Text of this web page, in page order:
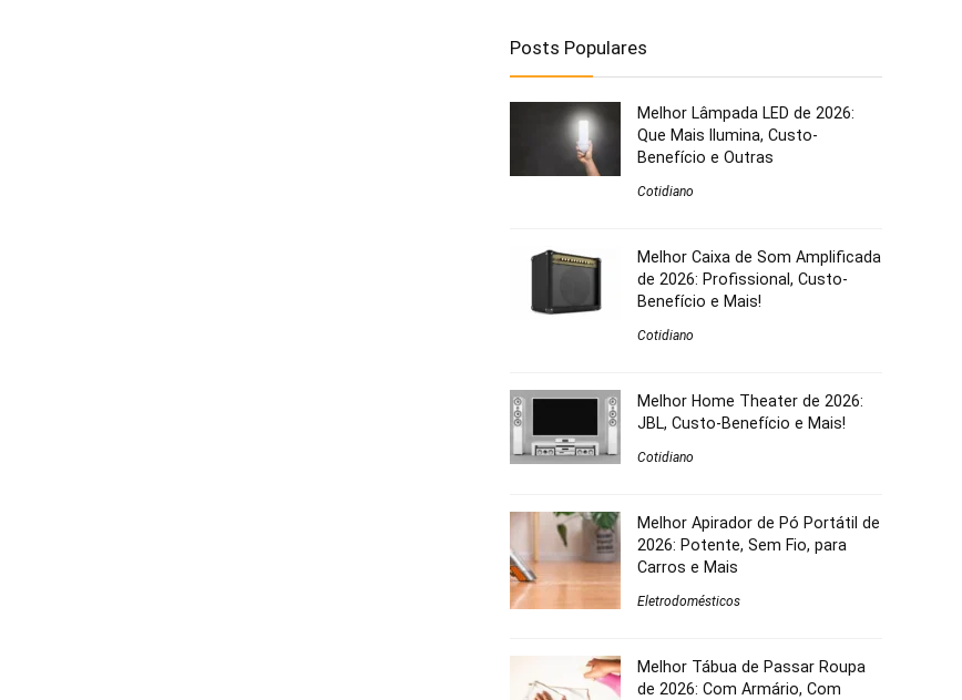
Posts Populares
Melhor Lâmpada LED de 2026:
Que Mais Ilumina, Custo-
Benefício e Outras
Cotidiano
Melhor Caixa de Som Amplificada
de 2026: Profissional, Custo-
Benefício e Mais!
Cotidiano
Melhor Home Theater de 2026:
JBL, Custo-Benefício e Mais!
Cotidiano
Melhor Apirador de Pó Portátil de
2026: Potente, Sem Fio, para
Carros e Mais
Eletrodomésticos
Melhor Tábua de Passar Roupa
de 2026: Com Armário, Com